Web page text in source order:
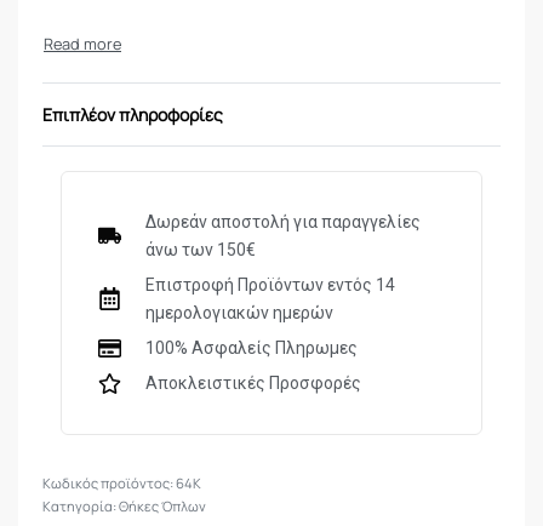
Επιπλέον πληροφορίες
Δωρεάν αποστολή για παραγγελίες
άνω των 150€
Επιστροφή Προϊόντων εντός 14
ημερολογιακών ημερών
100% Ασφαλείς Πληρωμες
Αποκλειστικές Προσφορές
64K
Κατηγορία:Θήκες Όπλων